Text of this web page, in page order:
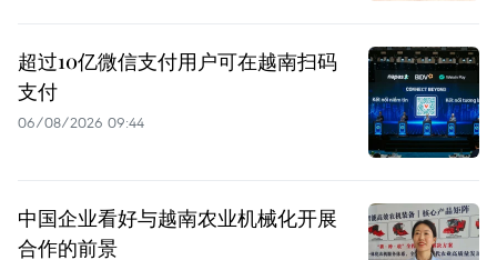
超过10亿微信支付用户可在越南扫码
支付
06/08/2026 09:44
中国企业看好与越南农业机械化开展
合作的前景